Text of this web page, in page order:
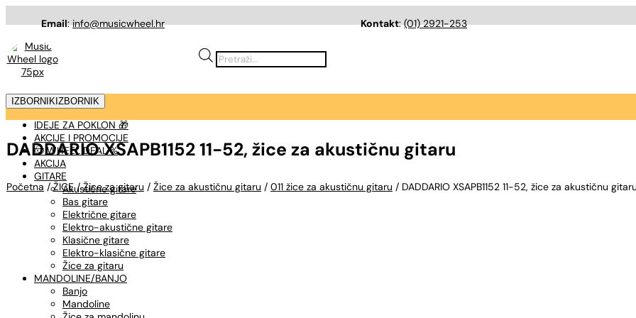
Email: info@musicwheel.hr Kontakt:(01) 2921-253
Products
search
IZBORNIK IZBORNIK
IDEJE ZA POKLON 🎁
AKCIJE I PROMOCIJE
🤠 WHEEL DEAL %
AKCIJA
GITARE
Akustične gitare
Bas gitare
Električne gitare
Elektro-akustične gitare
Klasične gitare
Elektro-klasične gitare
Žice za gitaru
MANDOLINE/BANJO
Banjo
Mandoline
DADDARIO XSAPB1152 11-52, žice za akustičnu gitaru
Početna /ŽICE/Žice za gitaru / Žice za akustičnu gitaru / 011 žice za akustičnu gitaru / DADDARIO XSAPB1152 11-52, žice za akustičnu